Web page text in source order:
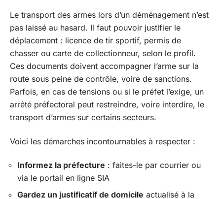
Le transport des armes lors d’un déménagement n’est
pas laissé au hasard. Il faut pouvoir justifier le
déplacement : licence de tir sportif, permis de
chasser ou carte de collectionneur, selon le profil.
Ces documents doivent accompagner l’arme sur la
route sous peine de contrôle, voire de sanctions.
Parfois, en cas de tensions ou si le préfet l’exige, un
arrêté préfectoral peut restreindre, voire interdire, le
transport d’armes sur certains secteurs.
Voici les démarches incontournables à respecter :
Informez la préfecture : faites-le par courrier ou
via le portail en ligne SIA
Gardez un justificatif de domicile actualisé à la